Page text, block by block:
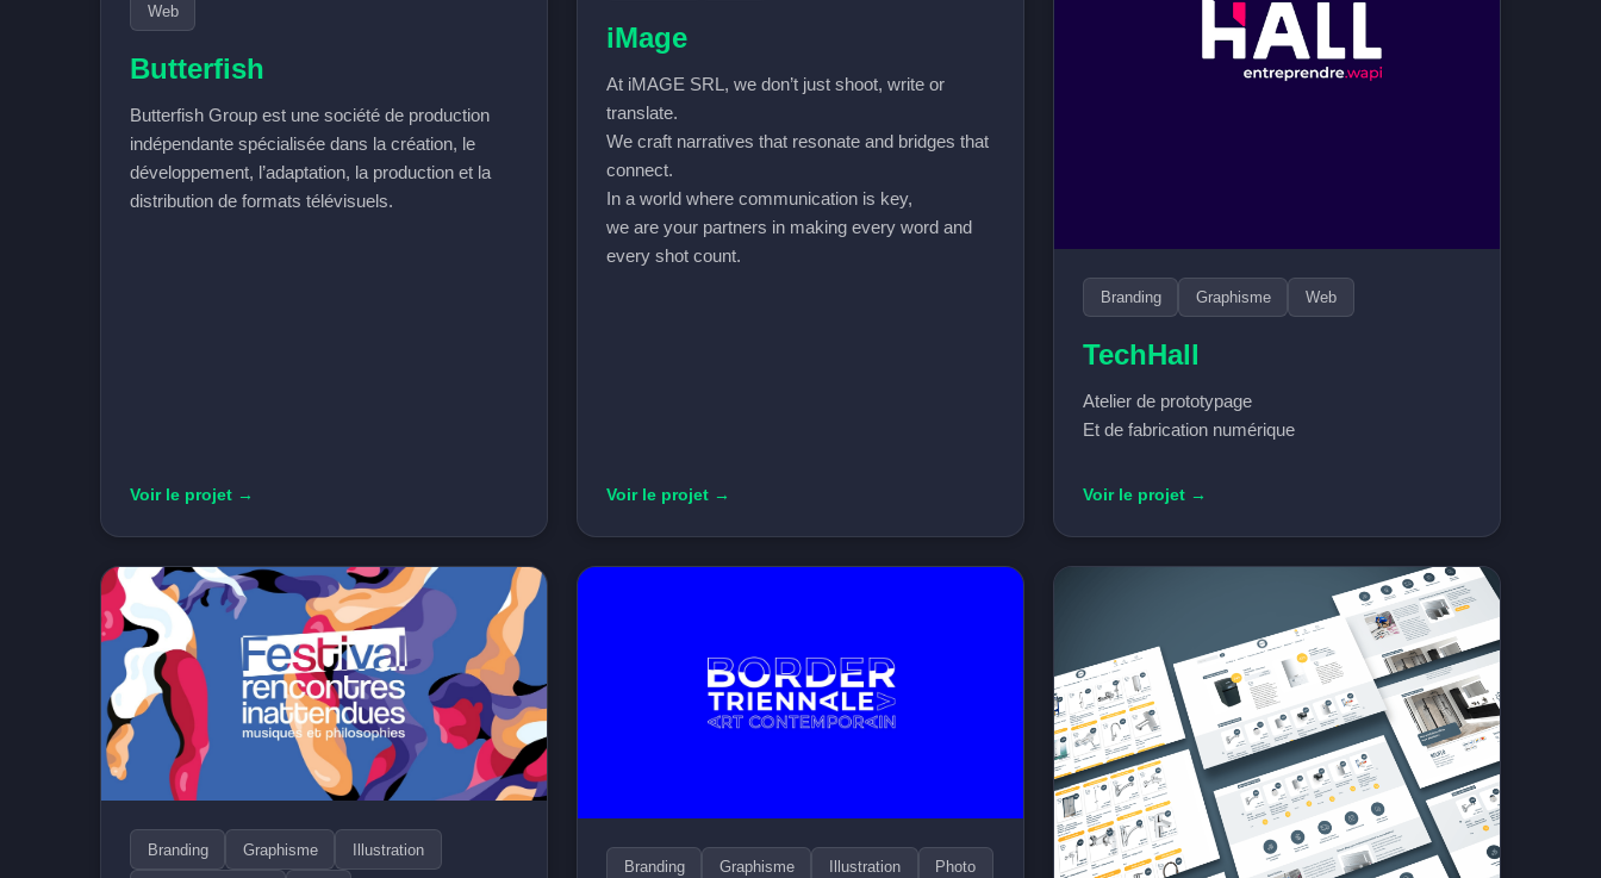
Web
Butterfish
Butterfish Group est une société de production
indépendante spécialisée dans la création, le
développement, l’adaptation, la production et la
distribution de formats télévisuels.
Voir le projet →
iMage
At iMAGE SRL, we don’t just shoot, write or
translate.
We craft narratives that resonate and bridges that
connect.
In a world where communication is key,
we are your partners in making every word and
every shot count.
Voir le projet →
Branding Graphisme Web
TechHall
Atelier de prototypage
Et de fabrication numérique
Voir le projet →
Branding Graphisme Illustration
Branding Graphisme Illustration Photo